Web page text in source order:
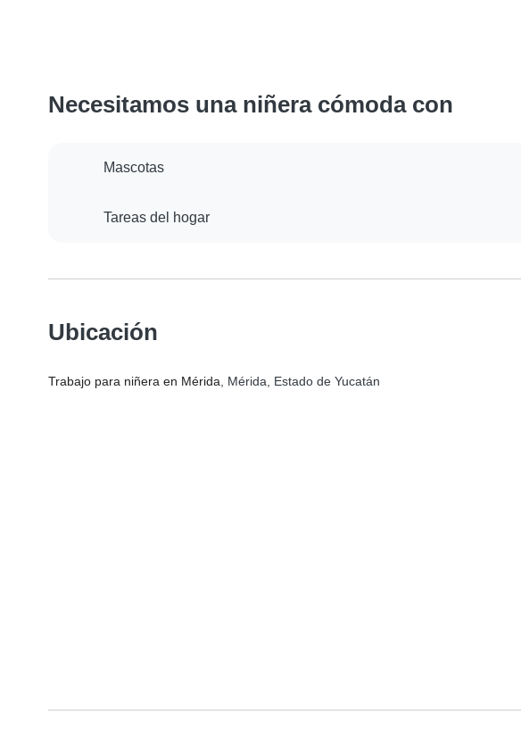
Necesitamos una niñera cómoda con
Mascotas
Tareas del hogar
Ubicación
Trabajo para niñera en Mérida, Mérida, Estado de Yucatán